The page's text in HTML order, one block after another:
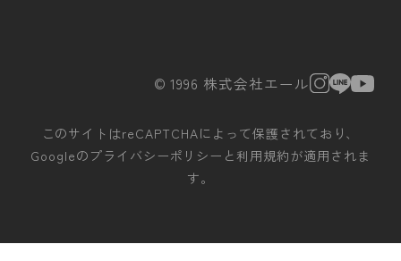
© 1996 株式会社エール
このサイトはreCAPTCHAによって保護されており、
Googleの プライバシーポリシー と利用規約が適用されま
す。